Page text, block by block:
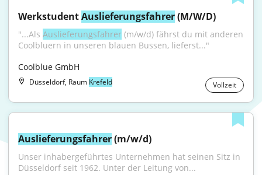
Werkstudent Auslieferungsfahrer (M/W/D)
"...Als Auslieferungsfahrer (m/w/d) fährst du mit anderen
Coolbluern in unseren blauen Bussen, lieferst..."
Coolblue GmbH
Düsseldorf, Raum Krefeld Vollzeit
Auslieferungsfahrer (m/w/d)
Unser inhabergeführtes Unternehmen hat seinen Sitz in
Düsseldorf seit 1962. Unter der Leitung von...